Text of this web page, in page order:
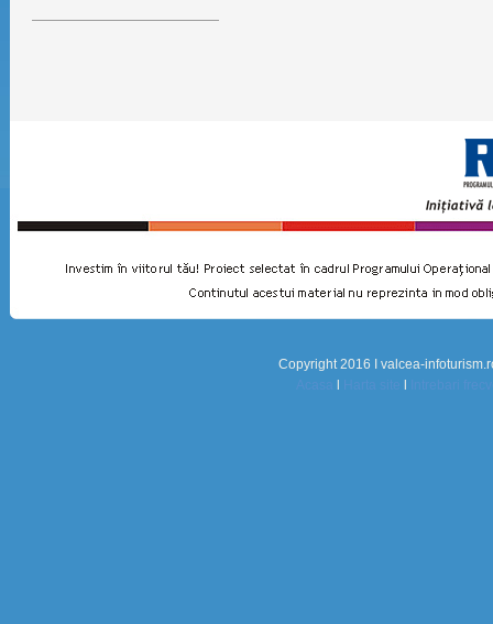
Copyright 2016 I valcea-